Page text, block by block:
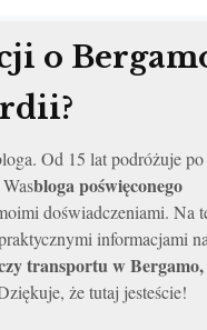
o
Od 15 lat podróżuje po
bloga poświęconego
doświadczeniami. Na
informacjami
transportu w Bergamo,
że tutaj jesteście!